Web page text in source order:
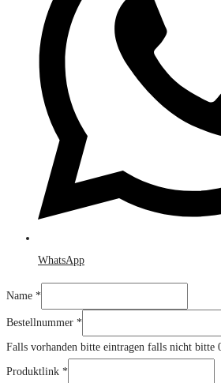
WhatsApp
Name *
Bestellnummer *
Falls vorhanden bitte eintragen falls nicht bitte
Produktlink *